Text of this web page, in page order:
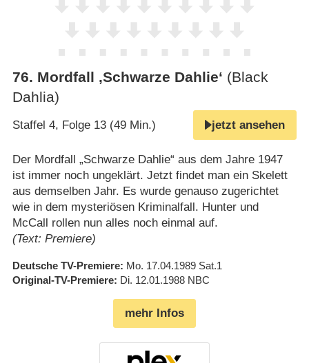
76. Mordfall ‚Schwarze Dahlie‘ (Black
Dahlia)
Staffel 4, Folge 13 (49 Min.) jetzt ansehen
Der Mordfall „Schwarze Dahlie“ aus dem Jahre 1947
ist immer noch ungeklärt. Jetzt findet man ein Skelett
aus demselben Jahr. Es wurde genauso zugerichtet
wie in dem mysteriösen Kriminalfall. Hunter und
McCall rollen nun alles noch einmal auf.
(Text: Premiere)
Deutsche TV-Premiere Mo. 17.04.1989 Sat.1
Original-TV-Premiere Di. 12.01.1988 NBC
mehr Infos